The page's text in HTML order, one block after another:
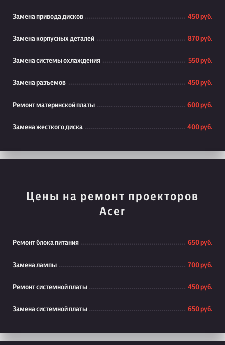
Замена привода дисков 450 руб.
Замена корпусных деталей 870 руб.
Замена системы охлаждения 550 руб.
Замена разъемов 450 руб.
Ремонт материнской платы 600 руб.
Замена жесткого диска 400 руб.
Цены на ремонт проекторов
Acer
Ремонт блока питания 650 руб.
Замена лампы 700 руб.
Ремонт системной платы 450 руб.
Замена системной платы 650 руб.